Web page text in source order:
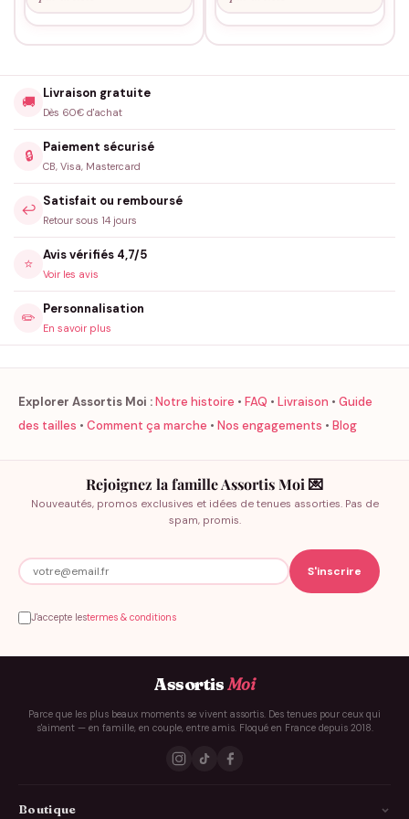
🚚
Livraison gratuite
Dès 60€ d'achat
🔒
Paiement sécurisé
CB, Visa, Mastercard
↩️
Satisfait ou remboursé
Retour sous 14 jours
⭐
Avis vérifiés 4,7/5
Voir les avis
✏️
Personnalisation
En savoir plus
Explorer Assortis Moi :Notre histoire • FAQ • Livraison • Guide
des tailles • Comment ça marche • Nos engagements • Blog
Rejoignez la famille Assortis Moi 💌
Nouveautés, promos exclusives et idées de tenues assorties. Pas de
spam, promis.
J'accepte lestermes & conditions
AssortisMoi
Parce que les plus beaux moments se vivent assortis. Des tenues pour ceux qui
s'aiment — en famille, en couple, entre amis. Floqué en France depuis 2018.
Boutique